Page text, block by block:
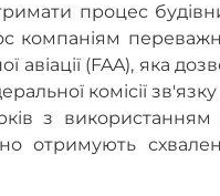
процес
компаніям
(FAA), яка
комісії
з використанням
отримують